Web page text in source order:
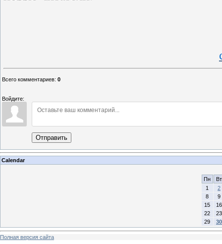
Всего комментариев: 0
Войдите:
Отправить
Calendar
Пн
Вт
1
2
8
9
15
16
22
23
29
30
Полная версия сайта